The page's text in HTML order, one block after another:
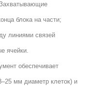
блока на части;
линиями связей
ячейки.
обеспечивает
мм диаметр клеток) и